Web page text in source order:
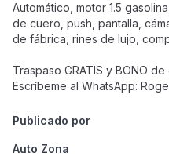
Automático, motor 1.5
de cuero, push, pantalla,
de fábrica, rines de lujo,
Traspaso GRATIS y BONO
Escríbeme al WhatsApp:
Publicado por
Auto Zona